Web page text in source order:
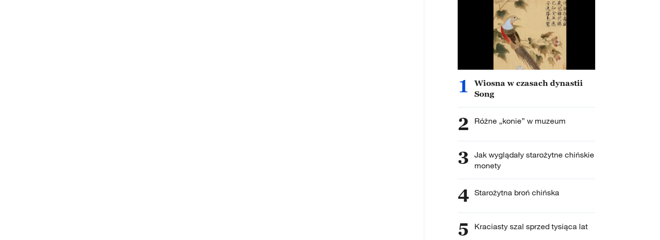
1
Wiosna w czasach dynastii
Song
2 Różne „konie” w muzeum
3 Jak wyglądały starożytne chińskie
monety
4 Starożytna broń chińska
5 Kraciasty szal sprzed tysiąca lat